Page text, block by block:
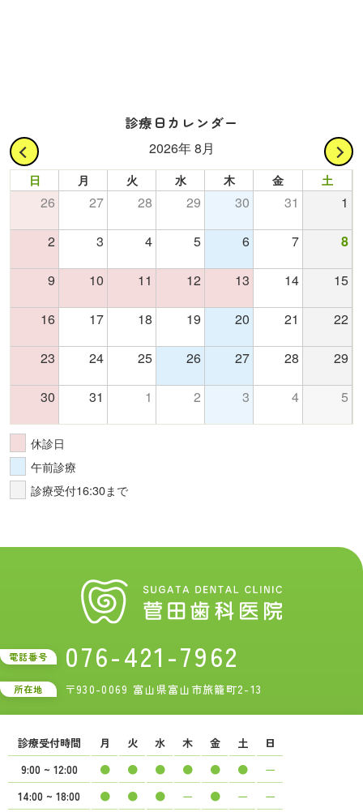
診療日カレンダー
2026年 8月
日 月 火 水 木 金 土
26 27 28 29 30 31 1
2 3 4 5 6 7 8
9 10 11 12 13 14 15
16 17 18 19 20 21 22
23 24 25 26 27 28 29
30 31 1 2 3 4 5
休診日
午前診療
診療受付16:30まで
電話番号 076-421-7962
所在地 〒930-0069 富山県富山市旅籠町2-13
診療受付時間 月 火 水 木 金 土
日
9:00 ~ 12:00
● ● ● ● ● ●
ー
14:00 ~ 18:00
● ● ● ー ● ー ー